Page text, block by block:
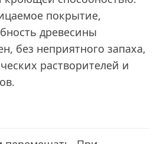
покрытие,
древесины
без неприятного запаха,
растворителей и